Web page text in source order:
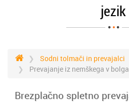
jezik
Sodni tolmači in prevajalci
Prevajanje iz nemškega v
Brezplačno spletno